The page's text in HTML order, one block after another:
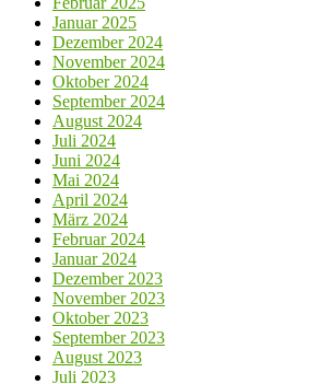
Januar 2025
Dezember 2024
November 2024
Oktober 2024
September 2024
August 2024
Juli 2024
Juni 2024
Mai 2024
April 2024
März 2024
Februar 2024
Januar 2024
Dezember 2023
November 2023
Oktober 2023
September 2023
August 2023
Juli 2023